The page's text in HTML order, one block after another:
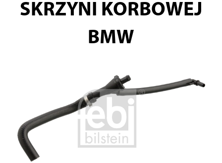
SKRZYNI KORBOWEJ
BMW